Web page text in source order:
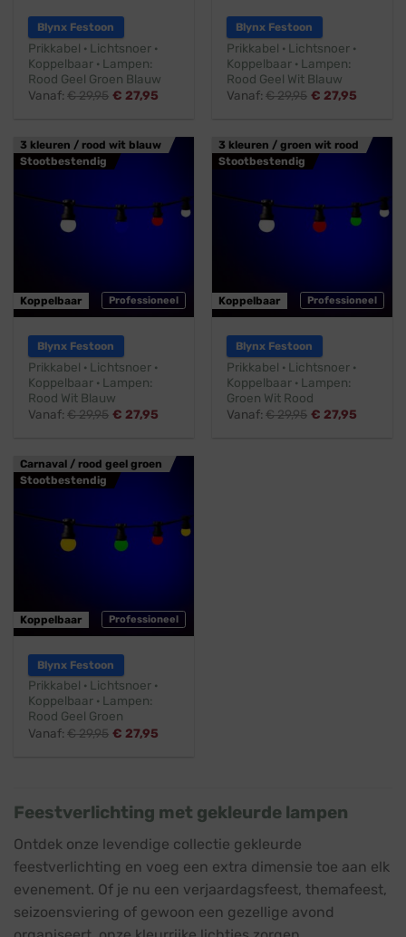
Blynx Festoon
Prikkabel · Lichtsnoer ·
Koppelbaar · Lampen:
Rood Geel Groen Blauw
Vanaf:€29,95 € 27,95
Blynx Festoon
Prikkabel · Lichtsnoer ·
Koppelbaar · Lampen:
Rood Geel Wit Blauw
Vanaf:€29,95 € 27,95
3 kleuren / rood wit blauw
Stootbestendig
Professioneel
Koppelbaar
Blynx Festoon
Prikkabel · Lichtsnoer ·
Koppelbaar · Lampen:
Rood Wit Blauw
Vanaf:€29,95 € 27,95
3 kleuren / groen wit rood
Stootbestendig
Professioneel
Koppelbaar
Blynx Festoon
Prikkabel · Lichtsnoer ·
Koppelbaar · Lampen:
Groen Wit Rood
Vanaf:€29,95 € 27,95
Carnaval / rood geel groen
Stootbestendig
Professioneel
Koppelbaar
Blynx Festoon
Prikkabel · Lichtsnoer ·
Koppelbaar · Lampen:
Rood Geel Groen
Vanaf:€29,95 € 27,95
Feestverlichting met gekleurde lampen
Ontdek onze levendige collectie gekleurde
feestverlichting en voeg een extra dimensie toe aan elk
evenement. Of je nu een verjaardagsfeest, themafeest,
seizoensviering of gewoon een gezellige avond